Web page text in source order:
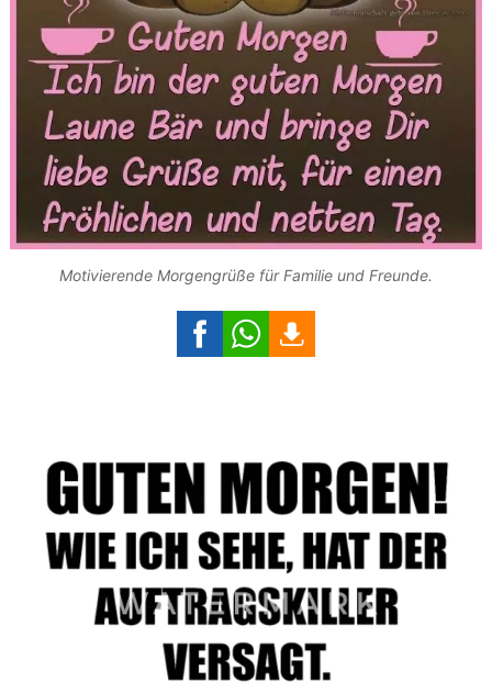
Motivierende Morgengrüße für Familie und Freunde.